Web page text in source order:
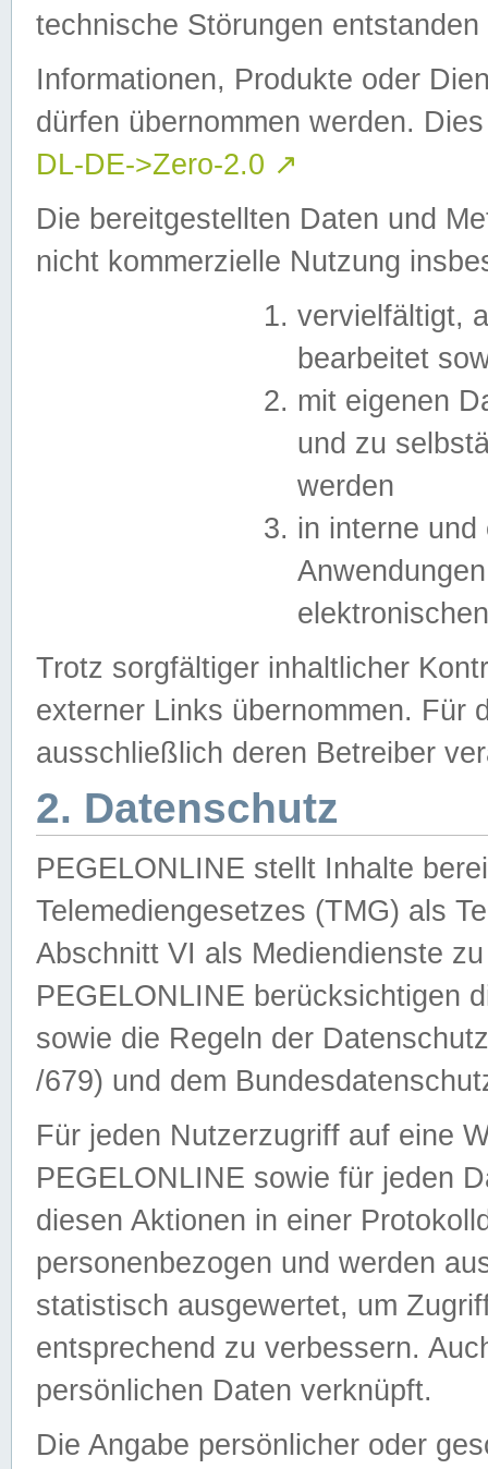
technische Störungen
Informationen, Produkte oder
dürfen übernommen werden.
DL-DE->Zero-2.0 ↗
Die bereitgestellten Daten und
nicht kommerzielle Nutzung
vervielfältigt,
bearbeitet
mit eigenen
und zu
werden
in interne
Trotz sorgfältiger inhaltlicher
externer Links übernommen. Für
ausschließlich deren Betreiber
2. Datenschutz
PEGELONLINE stellt Inhalte
Telemediengesetzes (TMG) als
Abschnitt VI als Mediendienste
PEGELONLINE berücksichtigen
sowie die Regeln der
/679) und dem
Für jeden Nutzerzugriff auf eine
PEGELONLINE sowie für jeden
diesen Aktionen in einer
personenbezogen und werden
statistisch ausgewertet, um
entsprechend zu verbessern.
persönlichen Daten verknüpft.
Die Angabe persönlicher oder